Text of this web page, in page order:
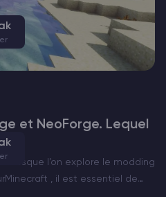
et NeoForge. Lequel
Lorsque l’on explore le modding
, il est essentiel de